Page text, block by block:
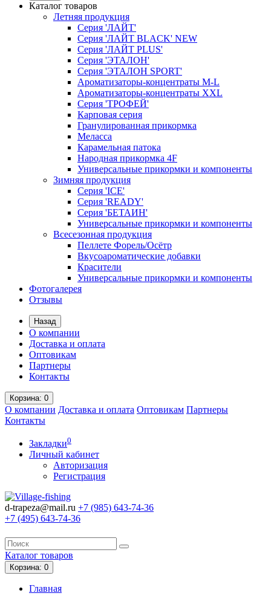
Каталог товаров
Летняя продукция
Серия 'ЛАЙТ'
Серия 'ЛАЙТ BLACK' NEW
Серия 'ЛАЙТ PLUS'
Серия 'ЭТАЛОН'
Серия 'ЭТАЛОН SPORT'
Ароматизаторы-концентраты M-L
Ароматизаторы-концентраты XXL
Серия 'ТРОФЕЙ'
Карповая серия
Гранулированная прикормка
Меласса
Карамельная патока
Народная прикормка 4F
Универсальные прикормки и компоненты
Зимняя продукция
Серия 'ICE'
Серия 'READY'
Серия 'БЕТАИН'
Универсальные прикормки и компоненты
Всесезонная продукция
Пеллете Форель/Осётр
Вкусоароматические добавки
Красители
Универсальные прикормки и компоненты
Фотогалерея
Отзывы
Назад
О компании
Доставка и оплата
Оптовикам
Партнеры
Контакты
Корзина: 0
О компании Доставка и оплата Оптовикам Партнеры
Контакты
Закладки0
Личный кабинет
Авторизация
Регистрация
d-trapeza@mail.ru +7 (985) 643-74-36
+7 (495) 643-74-36
Каталог товаров
Корзина: 0
Главная